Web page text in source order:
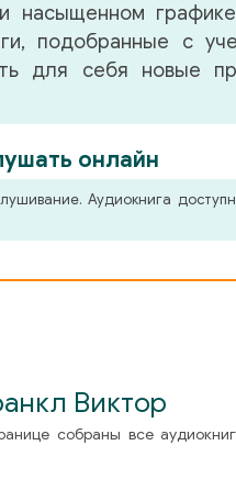
насыщенном
подобранные с
для себя новые
онлайн
Аудиокнига
Виктор
собраны все